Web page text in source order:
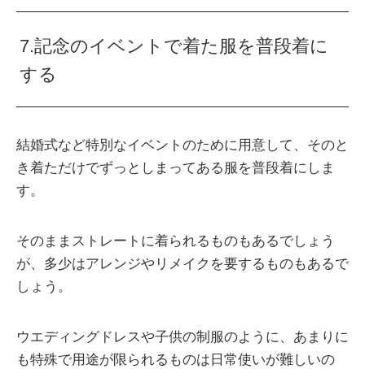
7.記念のイベントで着た服を普段着に
する
結婚式など特別なイベントのために用意して、そのと
き着ただけでずっとしまってある服を普段着にしま
す。
そのままストレートに着られるものもあるでしょう
が、多少はアレンジやリメイクを要するものもあるで
しょう。
ウエディングドレスや子供の制服のように、あまりに
も特殊で用途が限られるものは日常使いが難しいの